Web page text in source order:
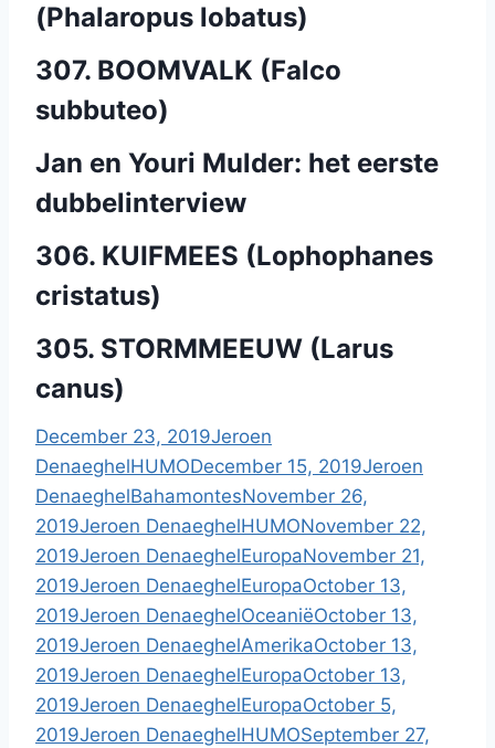
(Phalaropus lobatus)
307. BOOMVALK (Falco
subbuteo)
Jan en Youri Mulder: het eerste
dubbelinterview
306. KUIFMEES (Lophophanes
cristatus)
305. STORMMEEUW (Larus
canus)
December 23, 2019Jeroen
DenaeghelHUMODecember 15, 2019Jeroen
DenaeghelBahamontesNovember 26,
2019Jeroen DenaeghelHUMONovember 22,
2019Jeroen DenaeghelEuropaNovember 21,
2019Jeroen DenaeghelEuropaOctober 13,
2019Jeroen DenaeghelOceaniëOctober 13,
2019Jeroen DenaeghelAmerikaOctober 13,
2019Jeroen DenaeghelEuropaOctober 13,
2019Jeroen DenaeghelEuropaOctober 5,
2019Jeroen DenaeghelHUMOSeptember 27,